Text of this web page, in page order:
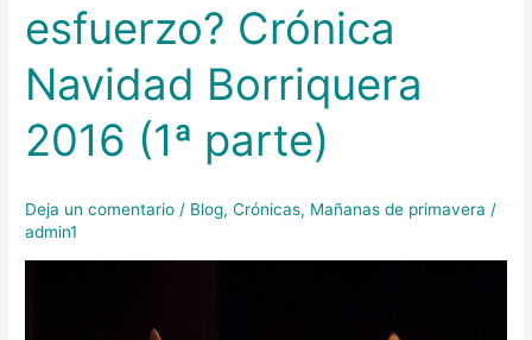
esfuerzo? Crónica
Navidad Borriquera
2016 (1ª parte)
Deja un comentario / Blog,Crónicas, Mañanas de primavera /
admin1
pena
tanto
esfuerzo?
Crónica
Navidad
(1ª